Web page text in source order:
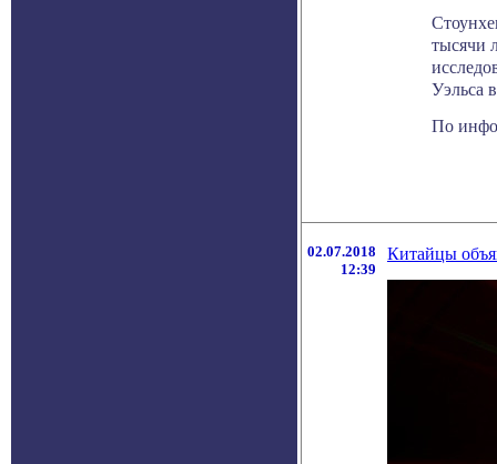
тысячи
Уэльса
По
02.07.2018
12:39
Китайцы